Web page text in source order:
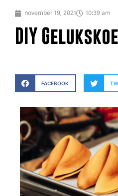
november 19, 2021 10:39 am
DIY
FACEBOOK